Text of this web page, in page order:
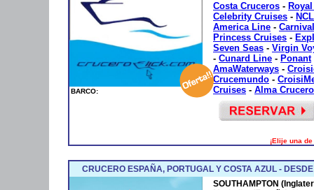
BARCO:
Costa Cruceros -
Celebrity Cruises - NCL
America Line -
Princess Cruises -
Seven Seas - Virgin
- Cunard Line - Ponant
AmaWaterways -
Crucemundo -
Cruises - Alma
¡Elije una
CRUCERO ESPAÑA, PORTUGAL Y COSTA AZUL -
SOUTHAMPTON